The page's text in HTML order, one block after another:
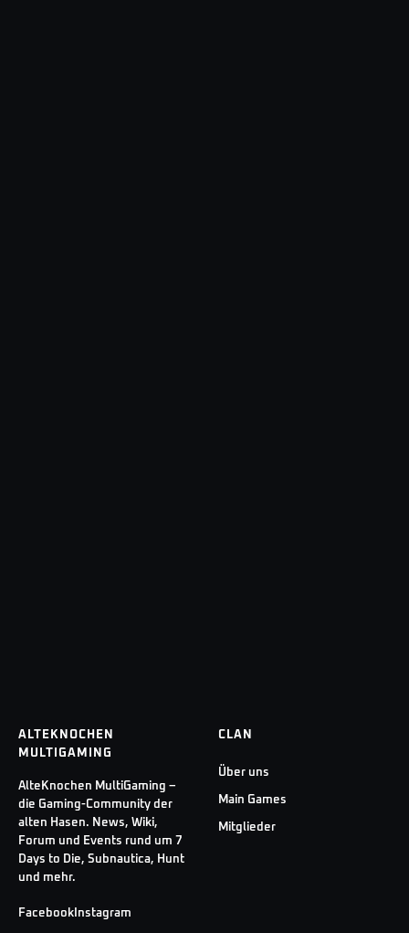
ALTEKNOCHEN
MULTIGAMING
AlteKnochen MultiGaming –
die Gaming-Community der
alten Hasen. News, Wiki,
Forum und Events rund um 7
Days to Die, Subnautica, Hunt
und mehr.
Facebook Instagram
CLAN
Über uns
Main Games
Mitglieder